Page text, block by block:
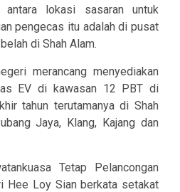
antara lokasi sasaran untuk
pengecas itu adalah di pusat
di Shah Alam.
merancang menyediakan
EV di kawasan 12 PBT di
tahun terutamanya di Shah
Jaya, Klang, Kajang dan
Tetap Pelancongan
Hee Loy Sian berkata setakat